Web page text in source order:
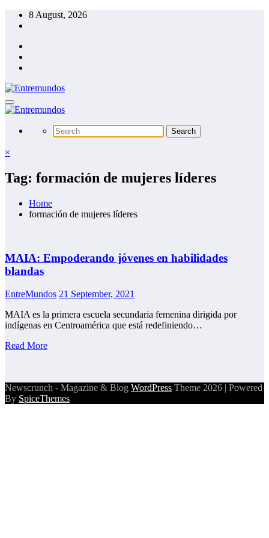
Skip
8 August, 2026
×
Tag: formación de mujeres líderes
Home
formación de mujeres líderes
MAIA: Empoderando jóvenes en habilidades
blandas
EntreMundos 21 September, 2021
MAIA es la primera escuela secundaria femenina dirigida por
indígenas en Centroamérica que está redefiniendo…
Read More
Newscrunch - Magazine & Blog WordPress Theme 2026 | Powered
By SpiceThemes